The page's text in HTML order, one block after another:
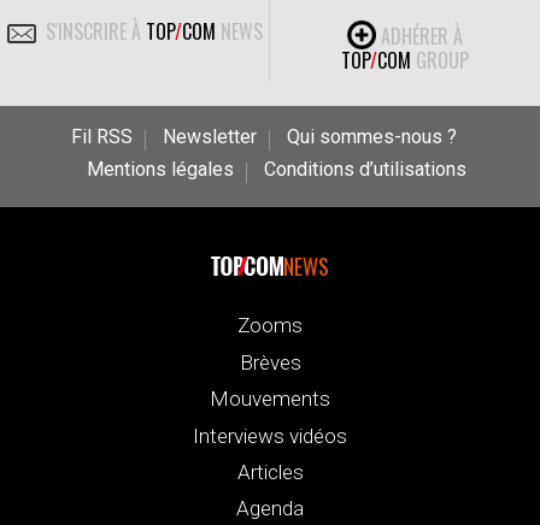
S'INSCRIRE À TOP/COM NEWS
ADHÉRER À
TOP/COM GROUP
Fil RSS Newsletter
Qui sommes-nous ?
Mentions légales
Conditions d’utilisations
NEWS
Zooms
Brèves
Mouvements
Interviews vidéos
Articles
Agenda